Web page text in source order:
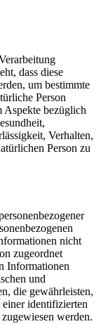
dass diese
um bestimmte
Person
Aspekte bezüglich
Verhalten,
Person zu
nicht
zugeordnet
Informationen
und
die gewährleisten,
einer identifizierten
werden.